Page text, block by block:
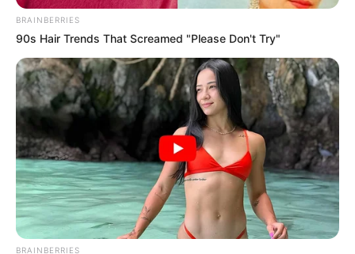
BRAINBERRIES
90s Hair Trends That Screamed "Please Don't Try"
BRAINBERRIES